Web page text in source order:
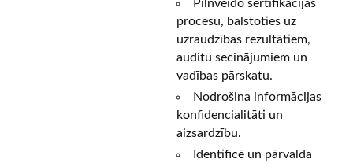
Pilnveido sertifikācijas
procesu, balstoties uz
uzraudzības rezultātiem,
auditu secinājumiem un
vadības pārskatu.
Nodrošina informācijas
konfidencialitāti un
aizsardzību.
Identificē un pārvalda